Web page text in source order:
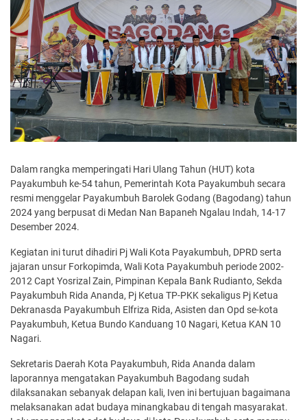
Dalam rangka memperingati Hari Ulang Tahun (HUT) kota
Payakumbuh ke-54 tahun, Pemerintah Kota Payakumbuh secara
resmi menggelar Payakumbuh Barolek Godang (Bagodang) tahun
2024 yang berpusat di Medan Nan Bapaneh Ngalau Indah, 14-17
Desember 2024.
Kegiatan ini turut dihadiri Pj Wali Kota Payakumbuh, DPRD serta
jajaran unsur Forkopimda, Wali Kota Payakumbuh periode 2002-
2012 Capt Yosrizal Zain, Pimpinan Kepala Bank Rudianto, Sekda
Payakumbuh Rida Ananda, Pj Ketua TP-PKK sekaligus Pj Ketua
Dekranasda Payakumbuh Elfriza Rida, Asisten dan Opd se-kota
Payakumbuh, Ketua Bundo Kanduang 10 Nagari, Ketua KAN 10
Nagari.
Sekretaris Daerah Kota Payakumbuh, Rida Ananda dalam
laporannya mengatakan Payakumbuh Bagodang sudah
dilaksanakan sebanyak delapan kali, Iven ini bertujuan bagaimana
melaksanakan adat budaya minangkabau di tengah masyarakat.